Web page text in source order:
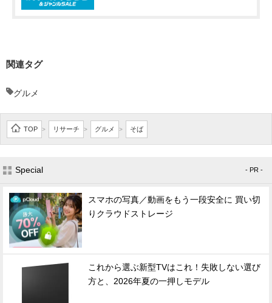
関連タグ
グルメ
TOP > リサーチ > グルメ > そば
Special - PR -
スマホの写真／動画をもう一段安全に 買い切
りクラウドストレージ
これから選ぶ新型TVはこれ！失敗しない選び
方と、2026年夏の一押しモデル